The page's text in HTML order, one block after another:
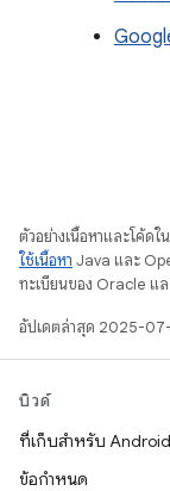
ตัวอย่างเนื้อหาและโค้ด
ใช้เนื้อหา Java และ
ทะเบียนของ Oracle แล
อัปเดตล่าสุด 2025-
บิวด์
ที่เก็บสำหรับ Android
ข้อกำหนด